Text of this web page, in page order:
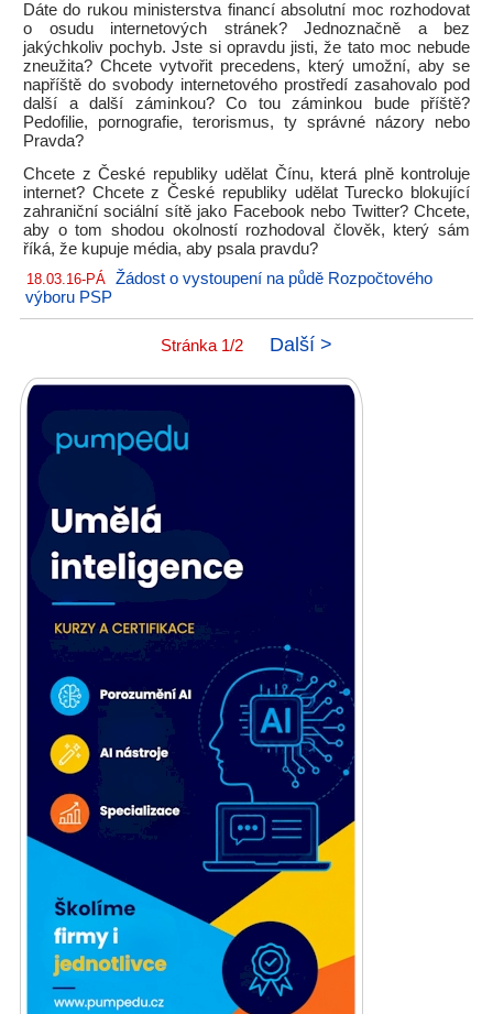
Dáte do rukou ministerstva financí absolutní moc rozhodovat
o osudu internetových stránek? Jednoznačně a bez
jakýchkoliv pochyb. Jste si opravdu jisti, že tato moc nebude
zneužita? Chcete vytvořit precedens, který umožní, aby se
napříště do svobody internetového prostředí zasahovalo pod
další a další záminkou? Co tou záminkou bude příště?
Pedofilie, pornografie, terorismus, ty správné názory nebo
Pravda?
Chcete z České republiky udělat Čínu, která plně kontroluje
internet? Chcete z České republiky udělat Turecko blokující
zahraniční sociální sítě jako Facebook nebo Twitter? Chcete,
aby o tom shodou okolností rozhodoval člověk, který sám
říká, že kupuje média, aby psala pravdu?
18.03.16-PÁ Žádost o vystoupení na půdě Rozpočtového
výboru PSP
Stránka 1/2 Další >